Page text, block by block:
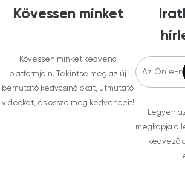
Kövessen minket
Kövessen minket kedvenc
platformjain. Tekintse meg az új
bemutató kedvcsinálókat, útmutató
videókat, és ossza meg kedvenceit!
Legyen
megkapja a
kedvező